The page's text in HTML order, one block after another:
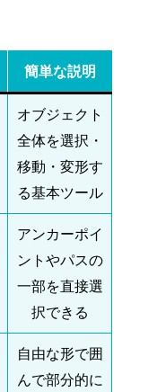
簡単な説明
オブジェクト
全体を選択・
移動・変形す
る基本ツール
アンカーポイ
ントやパスの
一部を直接選
択できる
自由な形で囲
んで部分的に